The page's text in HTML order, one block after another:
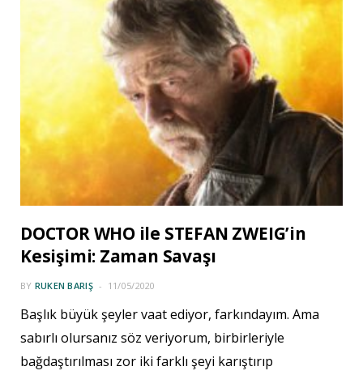
DOCTOR WHO ile STEFAN ZWEIG’in
Kesişimi: Zaman Savaşı
BY RUKEN BARIŞ 11/05/2020
Başlık büyük şeyler vaat ediyor, farkındayım. Ama
sabırlı olursanız söz veriyorum, birbirleriyle
bağdaştırılması zor iki farklı şeyi karıştırıp